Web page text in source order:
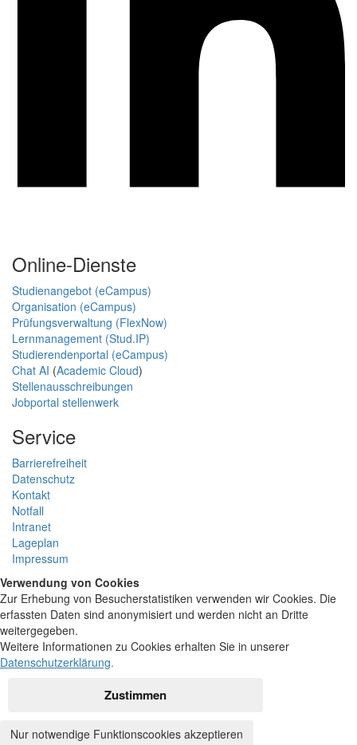
Online-Dienste
Studienangebot (eCampus)
Organisation (eCampus)
Prüfungsverwaltung (FlexNow)
Lernmanagement (Stud.IP)
Studierendenportal (eCampus)
Chat AI (Academic Cloud)
Stellenausschreibungen
Jobportal stellenwerk
Service
Barrierefreiheit
Datenschutz
Kontakt
Notfall
Intranet
Lageplan
Impressum
Verwendung von Cookies
Zur Erhebung von Besucherstatistiken verwenden wir Cookies. Die
erfassten Daten sind anonymisiert und werden nicht an Dritte
weitergegeben.
Weitere Informationen zu Cookies erhalten Sie in unserer
Datenschutzerklärung.
Zustimmen
Nur notwendige Funktionscookies akzeptieren